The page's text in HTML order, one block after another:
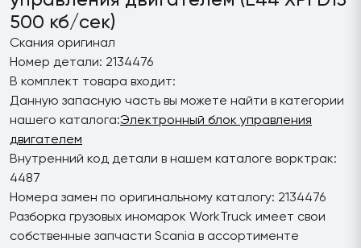
500 кб/сек)
Скания оригинал
Номер детали: 2134476
В комплект товара входит:
Данную запасную часть вы можете найти в категории
нашего каталога:Электронный блок управления
двигателем
Внутренний код детали в нашем каталоге ворктрак:
4487
Номера замен по оригинальному каталогу: 2134476
Разборка грузовых иномарок WorkTruck имеет свои
собственные запчасти Scania в ассортименте